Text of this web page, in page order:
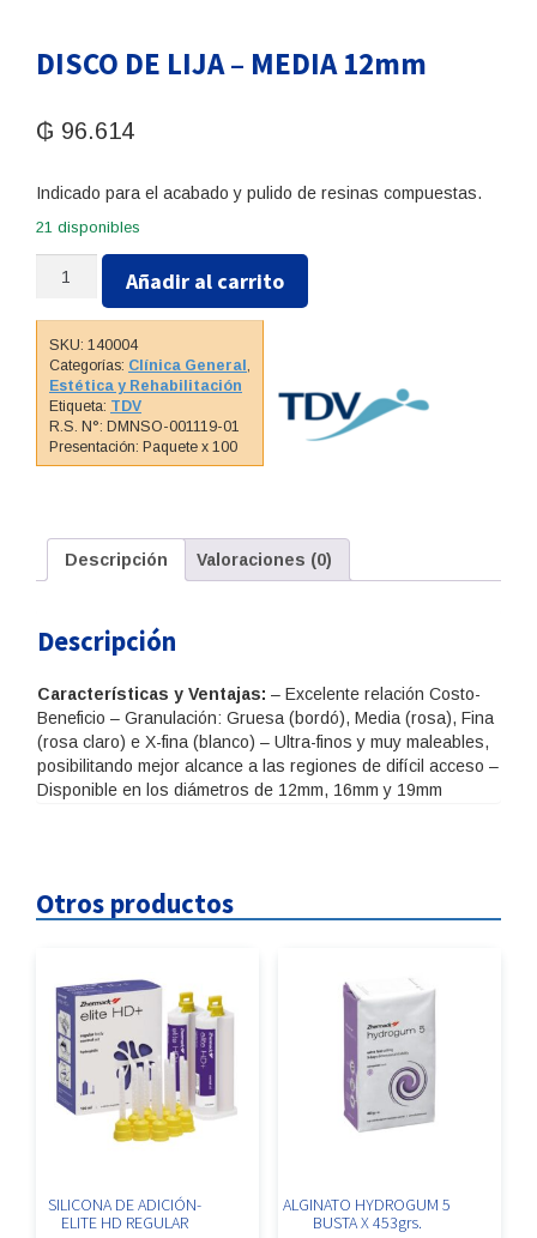
DISCO DE LIJA – MEDIA 12mm
₲ 96.614
Indicado para el acabado y pulido de resinas compuestas.
21 disponibles
MEDIA
12mm
cantidad
Añadir al carrito
SKU: 140004
Categorías: Clínica General ,
Estética y Rehabilitación
Etiqueta: TDV
R.S. N°: DMNSO-001119-01
Presentación: Paquete x 100
Descripción Valoraciones (0)
Descripción
Características y Ventajas: – Excelente relación Costo-
Beneficio – Granulación: Gruesa (bordó), Media (rosa), Fina
(rosa claro) e X-fina (blanco) – Ultra-finos y muy maleables,
posibilitando mejor alcance a las regiones de difícil acceso –
Disponible en los diámetros de 12mm, 16mm y 19mm
Otros productos
SILICONA DE ADICIÓN-
ELITE HD REGULAR
ALGINATO HYDROGUM 5
BUSTA X 453grs.